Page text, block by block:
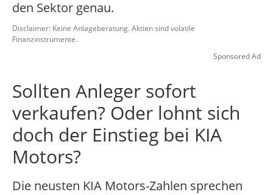
den Sektor genau.
Disclaimer: Keine Anlageberatung. Aktien sind volatile
Finanzinstrumente.
Sponsored Ad
Sollten Anleger sofort
verkaufen? Oder lohnt sich
doch der Einstieg bei KIA
Motors?
Die neusten KIA Motors-Zahlen sprechen